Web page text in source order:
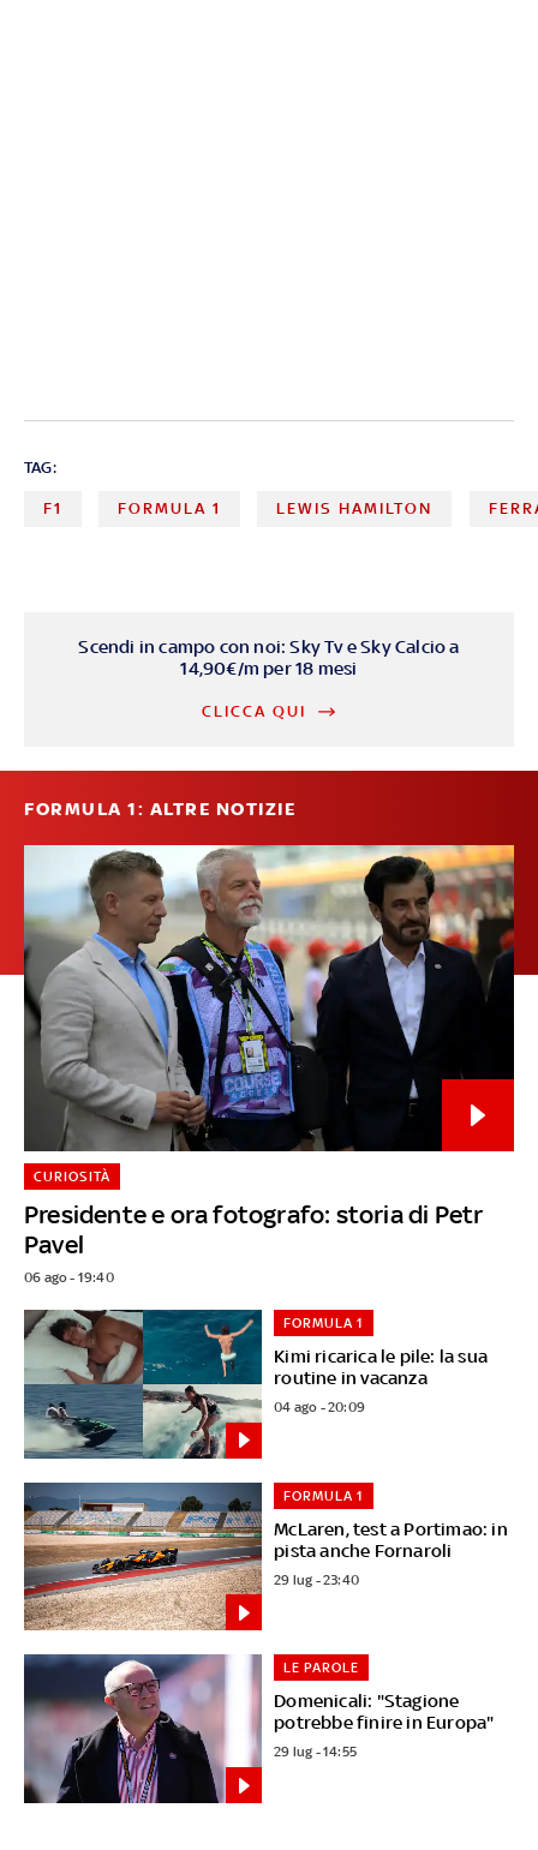
TAG:
F1 FORMULA 1 LEWIS HAMILTON
Scendi in campo con noi: Sky Tv e Sky Calcio a
14,90€/m per 18 mesi
CLICCA QUI
FORMULA 1: ALTRE NOTIZIE
Presidente e ora fotografo: storia di Petr
Pavel
CURIOSITÀ
06 ago - 19:40
Kimi ricarica le pile: la sua
routine in vacanza
FORMULA 1
04 ago - 20:09
McLaren, test a Portimao: in
pista anche Fornaroli
FORMULA 1
29 lug - 23:40
Domenicali: "Stagione
potrebbe finire in Europa"
LE PAROLE
29 lug - 14:55